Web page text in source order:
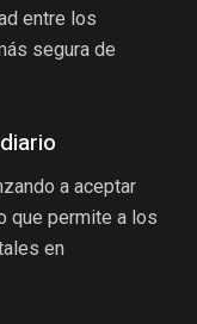
entre los
segura de
a aceptar
que permite a los
en